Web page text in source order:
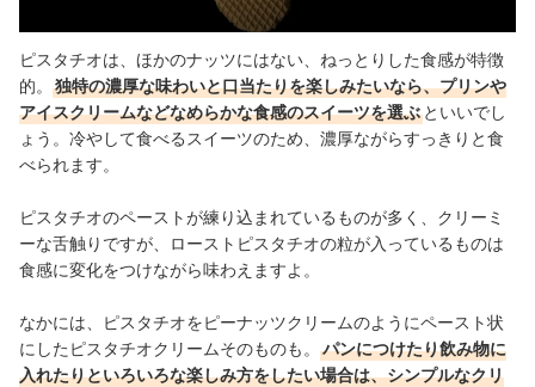
ピスタチオは、ほかのナッツにはない、ねっとりした食感が特徴
的。
独特の濃厚な味わいと口当たりを楽しみたいなら、プリンや
アイスクリームなどなめらかな食感のスイーツを選ぶ といいでし
ょう。冷やして食べるスイーツのため、濃厚ながらすっきりと食
べられます。
ピスタチオのペーストが練り込まれているものが多く、クリーミ
ーな舌触りですが、ローストピスタチオの粒が入っているものは
食感に変化をつけながら味わえますよ。
なかには、ピスタチオをピーナッツクリームのようにペースト状
にしたピスタチオクリームそのものも。
パンにつけたり飲み物に
入れたりといろいろな楽しみ方をしたい場合は、シンプルなクリ